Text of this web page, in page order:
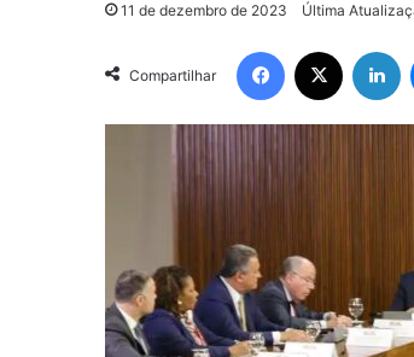
11 de dezembro de 2023 Última
Compartilhar
Facebook